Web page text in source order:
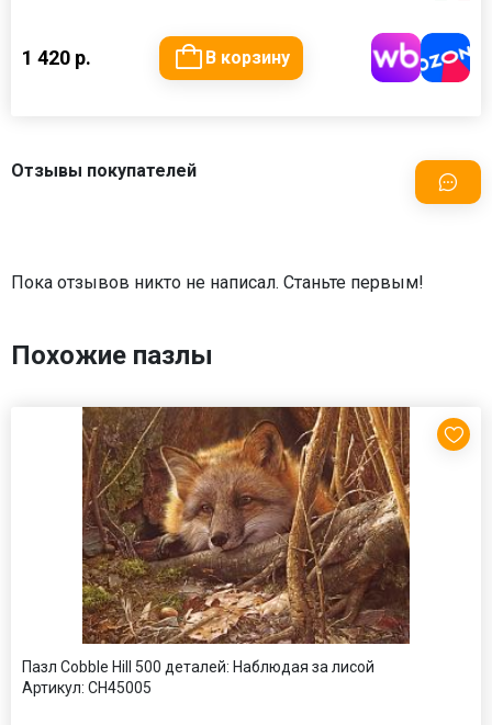
1 420 р. В корзину
Отзывы покупателей
Пока отзывов никто не написал. Станьте первым!
Похожие пазлы
Пазл Cobble Hill 500 деталей: Наблюдая за лисой
Артикул: CH45005